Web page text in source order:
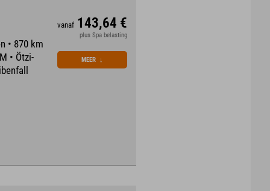
• 870 km
• Ötzi-
vanaf 143,64 €
plus Spa belasting
MEER ↓